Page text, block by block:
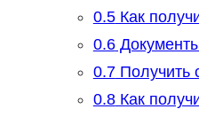
0.5Как
0.6
0.7Получить
0.8Как